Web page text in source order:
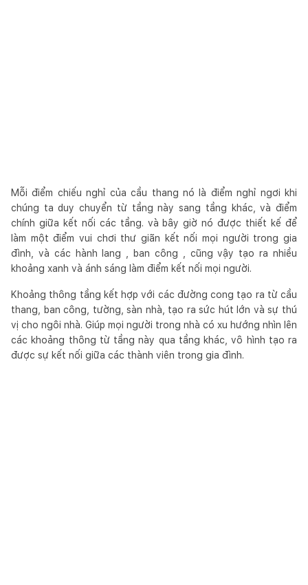
Mỗi điểm chiếu nghỉ của cầu thang nó là điểm nghỉ ngơi khi
chúng ta duy chuyển từ tầng này sang tầng khác, và điểm
chính giữa kết nối các tầng. và bây giờ nó được thiết kế để
làm một điểm vui chơi thư giãn kết nối mọi người trong gia
đình, và các hành lang , ban công , cũng vậy tạo ra nhiều
khoảng xanh và ánh sáng làm điểm kết nối mọi người.
Khoảng thông tầng kết hợp với các đường cong tạo ra từ cầu
thang, ban công, tường, sàn nhà, tạo ra sức hút lớn và sự thú
vị cho ngôi nhà. Giúp mọi người trong nhà có xu hướng nhìn lên
các khoảng thông từ tầng này qua tầng khác, vô hình tạo ra
được sự kết nối giữa các thành viên trong gia đình.